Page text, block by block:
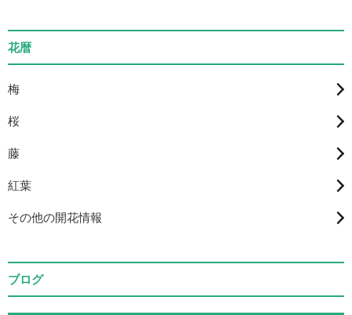
花暦
梅
桜
藤
紅葉
その他の開花情報
ブログ